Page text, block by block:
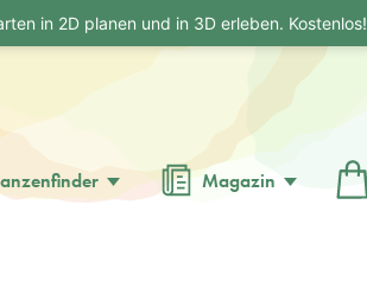
Magazin
in 2D planen und in 3D erleben. Kostenlos!